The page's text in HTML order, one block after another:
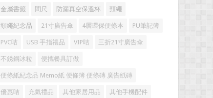
金屬書籤 間尺 防漏真空保溫杯 頸繩
頸繩紀念品 21寸廣告傘 4層環保便條本 PU筆記簿
PVC咭 USB 手指禮品 VIP咭 三折21寸廣告傘
不銹鋼冰粒 便攜餐具訂做
便條紙紀念品 Memo紙 便條簿 便條磚 廣告紙磚
優惠咭 充氣禮品 其他家居用品 其他手機配件